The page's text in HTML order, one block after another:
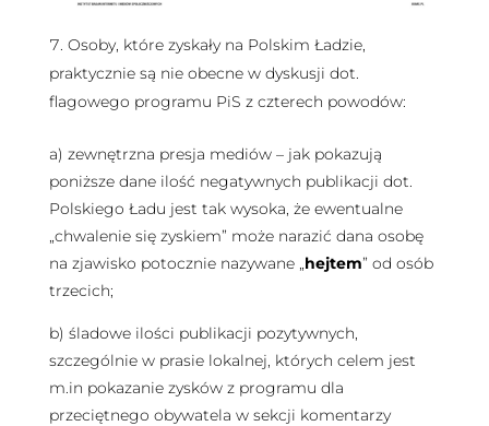
Osoby, które zyskały na Polskim Ładzie,
praktycznie są nie obecne w dyskusji dot.
flagowego programu PiS z czterech powodów:
a) zewnętrzna presja mediów – jak pokazują
poniższe dane ilość negatywnych publikacji dot.
Polskiego Ładu jest tak wysoka, że ewentualne
„chwalenie się zyskiem” może narazić dana osobę
na zjawisko potocznie nazywane „ hejtem” od osób
trzecich;
b) śladowe ilości publikacji pozytywnych,
szczególnie w prasie lokalnej, których celem jest
m.in pokazanie zysków z programu dla
przeciętnego obywatela w sekcji komentarzy